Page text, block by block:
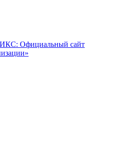
Официальный сайт